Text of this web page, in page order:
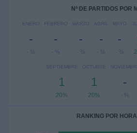
Nº DE PARTIDOS POR
ENERO
-
- %
FEBRERO
-
- %
MARZO
-
- %
ABRIL
-
- %
MAYO
-
- %
SEPTIEMBRE
1
20%
OCTUBRE
1
20%
NOVIEMBRE
-
- %
RANKING POR